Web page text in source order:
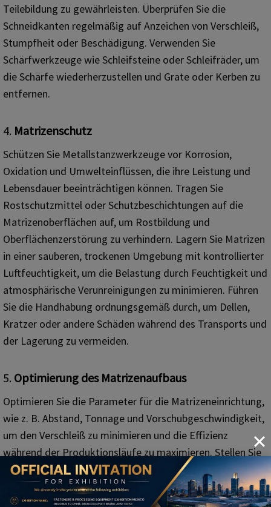
Teilebildung zu gewährleisten. Überprüfen Sie die
Schneidkanten regelmäßig auf Anzeichen von Verschleiß,
Stumpfheit oder Beschädigung. Verwenden Sie
Schärfwerkzeuge wie Schleifsteine ​​oder Schleifräder, um
die Schärfe wiederherzustellen und Grate oder Kerben zu
entfernen.
4. Matrizenschutz
Schützen Sie Metallstanzwerkzeuge vor Korrosion,
Oxidation und Umwelteinflüssen, die ihre Leistung und
Lebensdauer beeinträchtigen können. Tragen Sie
Rostschutzmittel oder Schutzbeschichtungen auf die
Matrizenoberflächen auf, um Rostbildung und
Oberflächenzerstörung zu verhindern. Lagern Sie Matrizen
in einer sauberen, trockenen Umgebung mit kontrollierter
Luftfeuchtigkeit, um die Belastung durch Feuchtigkeit und
atmosphärische Verunreinigungen zu minimieren. Führen
Sie die Handhabung ordnungsgemäß durch, um Dellen,
Kratzer oder andere Schäden während des Transports und
der Lagerung zu vermeiden.
5. Optimierung des Matrizenaufbaus
Optimieren Sie die Parameter für die Matrizeneinrichtung,
wie z. B. Abstand, Tonnage und Vorschubgeschwindigkeit,
um den Verschleiß zu minimieren und die Effizienz
während der Produktionsläufe zu maximieren. Stellen Sie
sicher, dass die Matrizen richtig ausgerichtet und sicher in
der Stanzpresse befestigt sind, um unnötige Belastungen
der Komponenten zu vermeiden. Überwachen Sie die